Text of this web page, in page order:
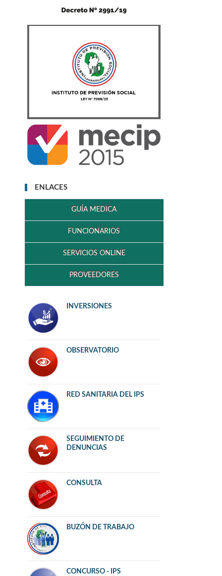
ENLACES
GUÍA MEDICA
FUNCIONARIOS
SERVICIOS ONLINE
PROVEEDORES
INVERSIONES
OBSERVATORIO
RED SANITARIA DEL IPS
SEGUIMIENTO DE
DENUNCIAS
CONSULTA
BUZÓN DE TRABAJO
CONCURSO - IPS